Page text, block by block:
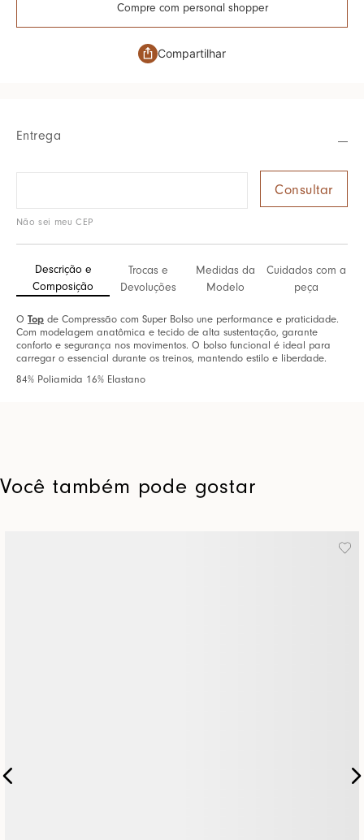
Compre com personal shopper
Compartilhar
Entrega
Não sei meu CEP
Descrição e
Composição
Trocas e
Devoluções
Medidas da
Modelo
Cuidados com a
peça
O Top de Compressão com Super Bolso une performance e praticidade.
Com modelagem anatômica e tecido de alta sustentação, garante
conforto e segurança nos movimentos. O bolso funcional é ideal para
carregar o essencial durante os treinos, mantendo estilo e liberdade.
84% Poliamida 16% Elastano
Você também pode gostar